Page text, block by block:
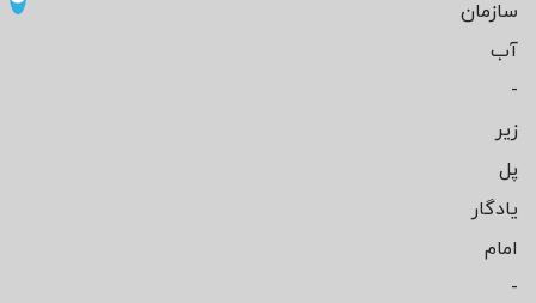
سازمان
آب
-
زیر
پل
یادگار
امام
-